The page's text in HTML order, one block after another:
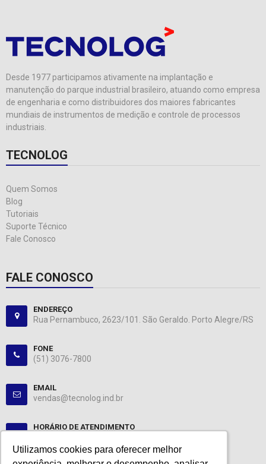
Utilizamos cookies para oferecer melhor
Utilizamos cookies para oferecer melhor
Desde 1977 participamos ativamente na implantação e
manutenção do parque industrial brasileiro, atuando como empresa
de engenharia e como distribuidores dos maiores fabricantes
mundiais de instrumentos de medição e controle de processos
industriais.
TECNOLOG
Quem Somos
Blog
Tutoriais
Suporte Técnico
Fale Conosco
FALE CONOSCO
ENDEREÇO
Rua Pernambuco, 2623/101. São Geraldo. Porto Alegre/RS
FONE
(51) 3076-7800
EMAIL
vendas@tecnolog.ind.br
HORÁRIO DE ATENDIMENTO